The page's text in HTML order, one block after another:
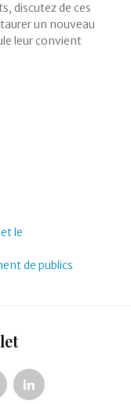
discutez de ces
un nouveau
leur convient
le
de publics